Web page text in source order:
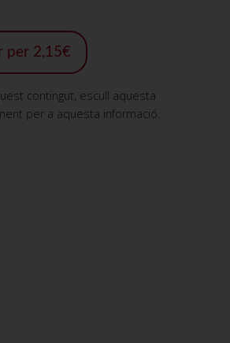
per 2,15€
contingut, escull aquesta
per a aquesta informació.